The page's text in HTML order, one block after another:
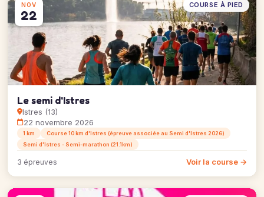
NOV
22
COURSE À PIED
Le semi d'Istres
Istres (13)
22 novembre 2026
1 km
Course 10 km d'Istres (épreuve associée au Semi d'Istres 2026)
Semi d'Istres - Semi-marathon (21.1km)
3 épreuves Voir la course →